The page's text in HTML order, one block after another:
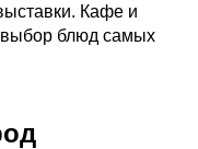
Кафе и
блюд самых